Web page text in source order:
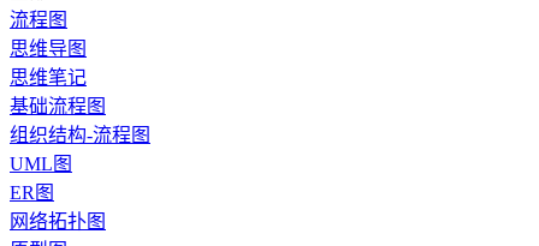
流程图
思维导图
思维笔记
基础流程图
组织结构-流程图
UML图
ER图
网络拓扑图